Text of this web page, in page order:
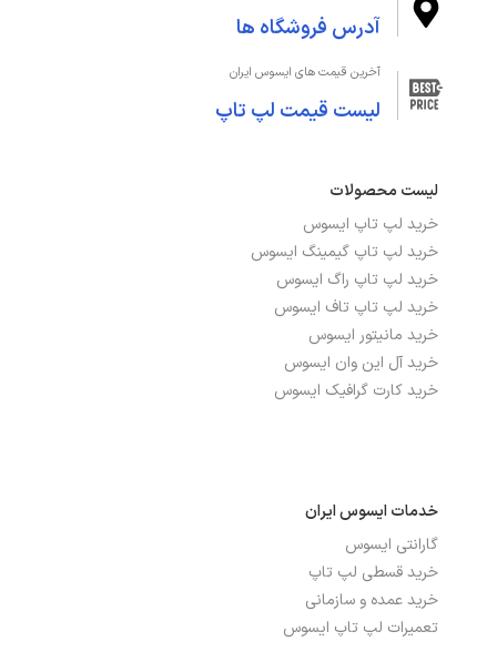
نوع حافظه رم DDR4
صفحه‌نمایش و تصویر
توضیحات صفحه نمایش
دقت صفحه نمایش WUXGA 1920x1200
شدت روشنایی 300nits
صفحه نمایش لمسی
صفحه نمایش مات بله
نوع صفحه نمایش
درگاه‌ها، ارتباطات و شبکه
بلوتوث دارد
آدرس فروشگاه ها
آخرین قیمت های ایسوس ایران
لیست قیمت لپ تاپ
لیست محصولات
خرید لپ تاپ ایسوس
خرید لپ تاپ گیمینگ ایسوس
خرید لپ تاپ راگ ایسوس
خرید لپ تاپ تاف ایسوس
خرید مانیتور ایسوس
خرید آل این وان ایسوس
خرید کارت گرافیک ایسوس
خدمات ایسوس ایران
گارانتی ایسوس
خرید قسطی لپ تاپ
خرید عمده و سازمانی
تعمیرات لپ تاپ ایسوس